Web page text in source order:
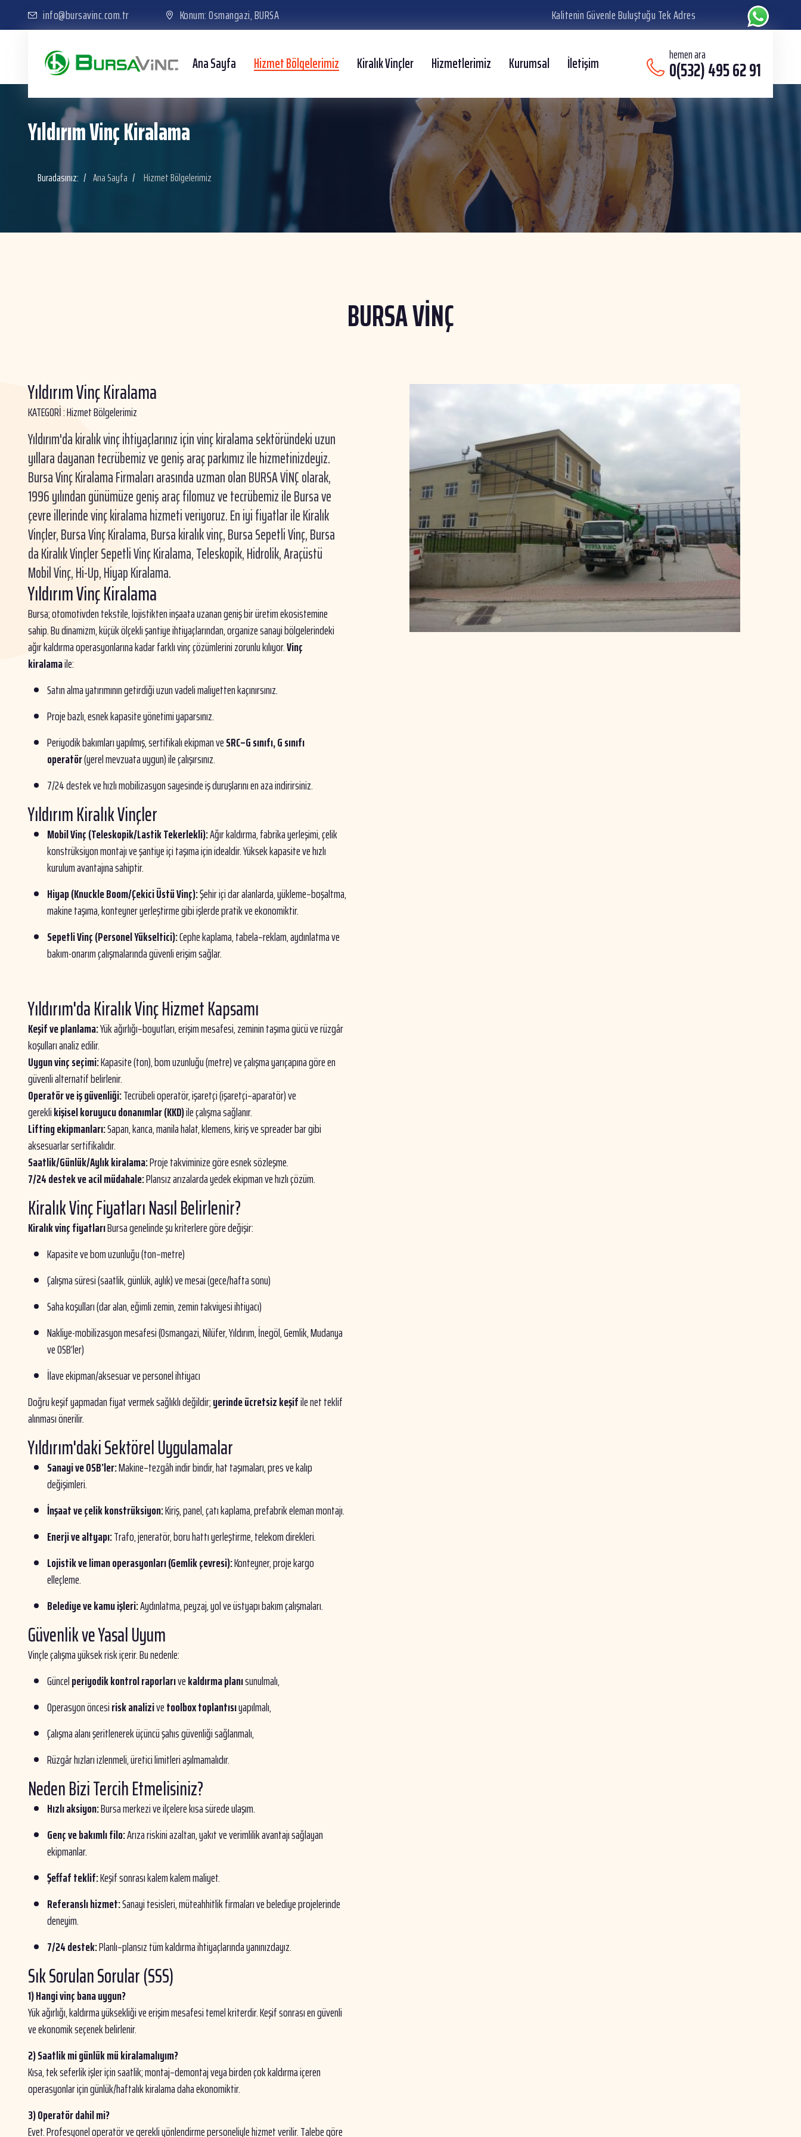
info@bursavinc.com.tr Konum: Osmangazi, BURSA Kalitenin Güvenle Buluştuğu Tek Adres
Ana Sayfa Hizmet Bölgelerimiz Kiralık Vinçler Hizmetlerimiz Kurumsal İletişim hemen ara
0(532) 495 62 91
Yıldırım Vinç Kiralama
Buradasınız: Ana Sayfa Hizmet Bölgelerimiz
BURSA VİNÇ
Yıldırım Vinç Kiralama
KATEGORİ :Hizmet Bölgelerimiz
Yıldırım'da kiralık vinç ihtiyaçlarınız için vinç kiralama sektöründeki uzun
yıllara dayanan tecrübemiz ve geniş araç parkımız ile hizmetinizdeyiz.
Bursa Vinç Kiralama Firmaları arasında uzman olan BURSA VİNÇ olarak,
1996 yılından günümüze geniş araç filomuz ve tecrübemiz ile Bursa ve
çevre illerinde vinç kiralama hizmeti veriyoruz. En iyi fiyatlar ile Kiralık
Vinçler, Bursa Vinç Kiralama, Bursa kiralık vinç, Bursa Sepetli Vinç, Bursa
da Kiralık Vinçler Sepetli Vinç Kiralama, Teleskopik, Hidrolik, Araçüstü
Mobil Vinç, Hi-Up, Hiyap Kiralama.
Yıldırım Vinç Kiralama
Bursa; otomotivden tekstile, lojistikten inşaata uzanan geniş bir üretim ekosistemine
sahip. Bu dinamizm, küçük ölçekli şantiye ihtiyaçlarından, organize sanayi bölgelerindeki
ağır kaldırma operasyonlarına kadar farklı vinç çözümlerini zorunlu kılıyor.Vinç
kiralamaile:
Satın alma yatırımının getirdiği uzun vadeli maliyetten kaçınırsınız.
Proje bazlı, esnek kapasite yönetimi yaparsınız.
Periyodik bakımları yapılmış, sertifikalı ekipman veSRC–G sınıfı, G sınıfı
operatör(yerel mevzuata uygun) ile çalışırsınız.
7/24 destek ve hızlı mobilizasyon sayesinde iş duruşlarını en aza indirirsiniz.
Yıldırım Kiralık Vinçler
Mobil Vinç (Teleskopik/Lastik Tekerlekli):Ağır kaldırma, fabrika yerleşimi, çelik
konstrüksiyon montajı ve şantiye içi taşıma için idealdir. Yüksek kapasite ve hızlı
kurulum avantajına sahiptir.
Hiyap (Knuckle Boom/Çekici Üstü Vinç):Şehir içi dar alanlarda, yükleme–boşaltma,
makine taşıma, konteyner yerleştirme gibi işlerde pratik ve ekonomiktir.
Sepetli Vinç (Personel Yükseltici):Cephe kaplama, tabela–reklam, aydınlatma ve
bakım-onarım çalışmalarında güvenli erişim sağlar.
Yıldırım'da Kiralık Vinç Hizmet Kapsamı
Keşif ve planlama:Yük ağırlığı–boyutları, erişim mesafesi, zeminin taşıma gücü ve rüzgâr
koşulları analiz edilir.
Uygun vinç seçimi:Kapasite (ton), bom uzunluğu (metre) ve çalışma yarıçapına göre en
güvenli alternatif belirlenir.
Operatör ve iş güvenliği:Tecrübeli operatör, işaretçi (işaretçi–aparatör) ve
gereklikişisel koruyucu donanımlar (KKD)ile çalışma sağlanır.
Lifting ekipmanları:Sapan, kanca, manila halat, klemens, kiriş ve spreader bar gibi
aksesuarlar sertifikalıdır.
Saatlik/Günlük/Aylık kiralama:Proje takviminize göre esnek sözleşme.
7/24 destek ve acil müdahale:Plansız arızalarda yedek ekipman ve hızlı çözüm.
Kiralık Vinç Fiyatları Nasıl Belirlenir?
Kiralık vinç fiyatlarıBursa genelinde şu kriterlere göre değişir:
Kapasite ve bom uzunluğu (ton–metre)
Çalışma süresi (saatlik, günlük, aylık) ve mesai (gece/hafta sonu)
Saha koşulları (dar alan, eğimli zemin, zemin takviyesi ihtiyacı)
Nakliye-mobilizasyon mesafesi (Osmangazi, Nilüfer, Yıldırım, İnegöl, Gemlik, Mudanya
ve OSB’ler)
İlave ekipman/aksesuar ve personel ihtiyacı
Doğru keşif yapmadan fiyat vermek sağlıklı değildir;yerinde ücretsiz keşifile net teklif
alınması önerilir.
Yıldırım'daki Sektörel Uygulamalar
Sanayi ve OSB’ler:Makine–tezgâh indir bindir, hat taşımaları, pres ve kalıp
değişimleri.
İnşaat ve çelik konstrüksiyon:Kiriş, panel, çatı kaplama, prefabrik eleman montajı.
Enerji ve altyapı:Trafo, jeneratör, boru hattı yerleştirme, telekom direkleri.
Lojistik ve liman operasyonları (Gemlik çevresi):Konteyner, proje kargo
elleçleme.
Belediye ve kamu işleri:Aydınlatma, peyzaj, yol ve üstyapı bakım çalışmaları.
Güvenlik ve Yasal Uyum
Vinçle çalışma yüksek risk içerir. Bu nedenle:
Güncelperiyodik kontrol raporlarıvekaldırma planısunulmalı,
Operasyon öncesirisk analizivetoolbox toplantısıyapılmalı,
Çalışma alanı şeritlenerek üçüncü şahıs güvenliği sağlanmalı,
Rüzgâr hızları izlenmeli, üretici limitleri aşılmamalıdır.
Neden Bizi Tercih Etmelisiniz?
Hızlı aksiyon:Bursa merkezi ve ilçelere kısa sürede ulaşım.
Genç ve bakımlı filo:Arıza riskini azaltan, yakıt ve verimlilik avantajı sağlayan
ekipmanlar.
Şeffaf teklif:Keşif sonrası kalem kalem maliyet.
Referanslı hizmet:Sanayi tesisleri, müteahhitlik firmaları ve belediye projelerinde
deneyim.
7/24 destek:Planlı–plansız tüm kaldırma ihtiyaçlarında yanınızdayız.
Sık Sorulan Sorular (SSS)
1) Hangi vinç bana uygun?
Yük ağırlığı, kaldırma yüksekliği ve erişim mesafesi temel kriterdir. Keşif sonrası en güvenli
ve ekonomik seçenek belirlenir.
2) Saatlik mi günlük mü kiralamalıyım?
Kısa, tek seferlik işler için saatlik; montaj–demontaj veya birden çok kaldırma içeren
operasyonlar için günlük/haftalık kiralama daha ekonomiktir.
3) Operatör dahil mi?
Evet. Profesyonel operatör ve gerekli yönlendirme personeliyle hizmet verilir. Talebe göre